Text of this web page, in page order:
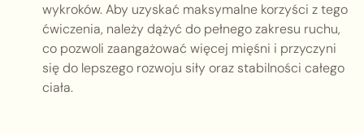
wykroków. Aby uzyskać maksymalne korzyści z tego
ćwiczenia, należy dążyć do pełnego zakresu ruchu,
co pozwoli zaangażować więcej mięśni i przyczyni
się do lepszego rozwoju siły oraz stabilności całego
ciała.